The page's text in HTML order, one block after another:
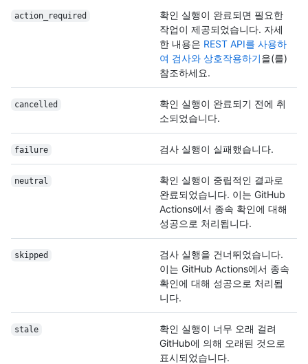
action_required
확인 실행이 완료되면 필요한
작업이 제공되었습니다. 자세
한 내용은 REST API를 사용하
여 검사와 상호작용하기을(를)
참조하세요.
cancelled
확인 실행이 완료되기 전에 취
소되었습니다.
failure 검사 실행이 실패했습니다.
neutral
확인 실행이 중립적인 결과로
완료되었습니다. 이는 GitHub
Actions에서 종속 확인에 대해
성공으로 처리됩니다.
skipped
검사 실행을 건너뛰었습니다.
이는 GitHub Actions에서 종속
확인에 대해 성공으로 처리됩
니다.
stale
확인 실행이 너무 오래 걸려
GitHub에 의해 오래된 것으로
표시되었습니다.